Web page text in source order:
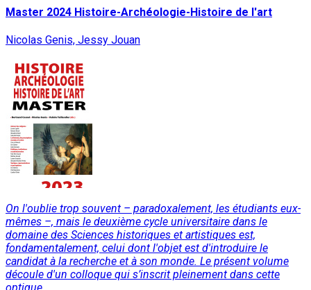
Master 2024 Histoire-Archéologie-Histoire de l'art
Nicolas Genis, Jessy Jouan
On l'oublie trop souvent – paradoxalement, les étudiants eux-
mêmes –, mais le deuxième cycle universitaire dans le
domaine des Sciences historiques et artistiques est,
fondamentalement, celui dont l'objet est d'introduire le
candidat à la recherche et à son monde. Le présent volume
découle d'un colloque qui s’inscrit pleinement dans cette